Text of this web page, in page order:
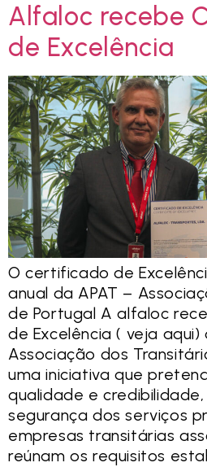
Alfaloc recebe
de Excelência
O certificado de
anual da APAT –
de Portugal A alfaloc
de Excelência ( veja aqui)
Associação dos
uma iniciativa que
qualidade e
segurança dos serviços
empresas transitárias
reúnam os requisitos